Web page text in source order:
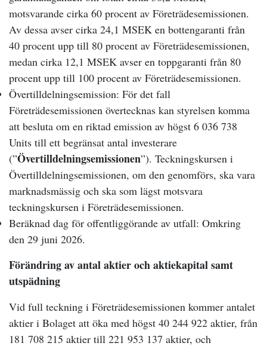
motsvarande cirka 60 procent av Företrädesemissionen.
Av dessa avser cirka 24,1 MSEK en bottengaranti från
40 procent upp till 80 procent av Företrädesemissionen,
medan cirka 12,1 MSEK avser en toppgaranti från 80
procent upp till 100 procent av Företrädesemissionen.
Övertilldelningsemission: För det fall
Företrädesemissionen övertecknas kan styrelsen komma
att besluta om en riktad emission av högst 6 036 738
Units till ett begränsat antal investerare
(”Övertilldelningsemissionen”). Teckningskursen i
Övertilldelningsemissionen, om den genomförs, ska vara
marknadsmässig och ska som lägst motsvara
teckningskursen i Företrädesemissionen.
Beräknad dag för offentliggörande av utfall: Omkring
den 29 juni 2026.
Förändring av antal aktier och aktiekapital samt
utspädning
Vid full teckning i Företrädesemissionen kommer antalet
aktier i Bolaget att öka med högst 40 244 922 aktier, från
181 708 215 aktier till 221 953 137 aktier, och